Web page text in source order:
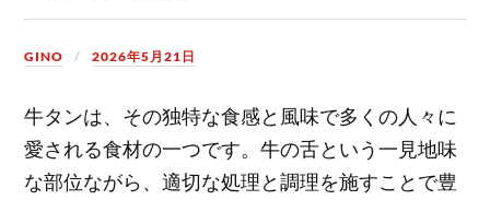
GINO 2026年5月21日
牛タンは、その独特な食感と風味で多くの人々に
愛される食材の一つです。牛の舌という一見地味
な部位ながら、適切な処理と調理を施すことで豊